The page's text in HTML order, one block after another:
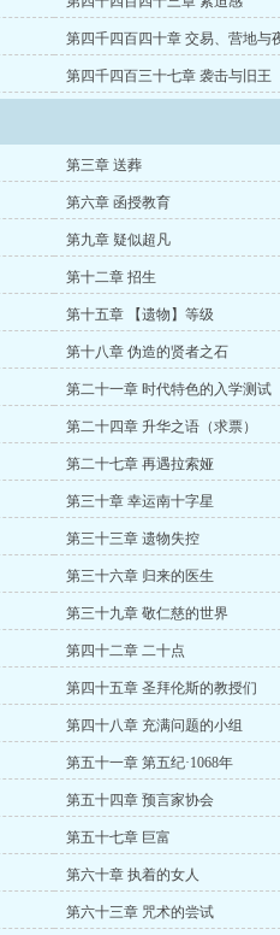
第四千四百四十章 交易、营地与
第四千四百三十七章 袭击与旧王
第三章 送葬
第六章 函授教育
第九章 疑似超凡
第十二章 招生
第十五章 【遗物】等级
第十八章 伪造的贤者之石
第二十一章 时代特色的入学测试
第二十四章 升华之语（求票）
第二十七章 再遇拉索娅
第三十章 幸运南十字星
第三十三章 遗物失控
第三十六章 归来的医生
第三十九章 敬仁慈的世界
第四十二章 二十点
第四十五章 圣拜伦斯的教授们
第四十八章 充满问题的小组
第五十一章 第五纪·1068年
第五十四章 预言家协会
第五十七章 巨富
第六十章 执着的女人
第六十三章 咒术的尝试